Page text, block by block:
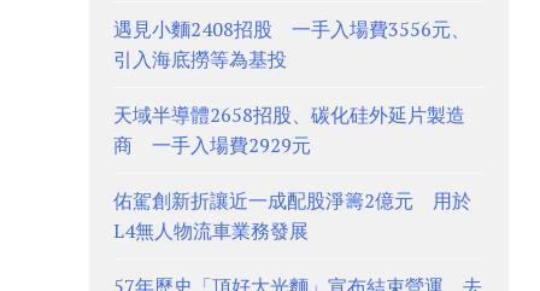
遇見小麵2408招股 一手入場費3556元、
引入海底撈等為基投
天域半導體2658招股、碳化硅外延片製造
商 一手入場費2929元
佑駕創新折讓近一成配股淨籌2億元 用於
L4無人物流車業務發展